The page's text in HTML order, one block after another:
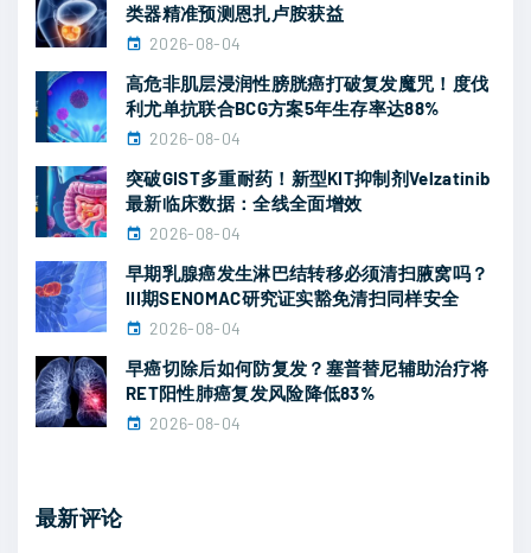
类器精准预测恩扎卢胺获益
2026-08-04
高危非肌层浸润性膀胱癌打破复发魔咒！度伐
利尤单抗联合BCG方案5年生存率达88%
2026-08-04
突破GIST多重耐药！新型KIT抑制剂Velzatinib
最新临床数据：全线全面增效
2026-08-04
早期乳腺癌发生淋巴结转移必须清扫腋窝吗？
III期SENOMAC研究证实豁免清扫同样安全
2026-08-04
早癌切除后如何防复发？塞普替尼辅助治疗将
RET阳性肺癌复发风险降低83%
2026-08-04
最新评论